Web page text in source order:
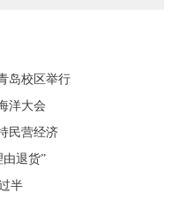
岛校区举行
洋大会
民营经济
由退货”
半